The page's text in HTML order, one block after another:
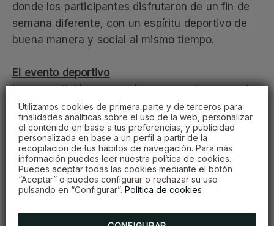
Utilizamos cookies de primera parte y de terceros para
finalidades analíticas sobre el uso de la web, personalizar
el contenido en base a tus preferencias, y publicidad
personalizada en base a un perfil a partir de la
recopilación de tus hábitos de navegación. Para más
información puedes leer nuestra política de cookies.
Puedes aceptar todas las cookies mediante el botón
“Aceptar” o puedes configurar o rechazar su uso
pulsando en “Configurar”. Política de cookies
donde los participantes disfrutaron de un fin de
semana diferente, con un espíritu deportivo de
buena manera y social al mismo tiempo.
El evento deportivo
La competición comenzó con una primera ronda
el viernes, para cerrar la tarde con un cóctel de
bienvenida a los participantes, patrocinado por
Procigar, donde los jugadores disfrutaron de una
degustación de rones y puros.
La segunda ronda se celebró el sábado,
premios en la playa del hotelEmotions By